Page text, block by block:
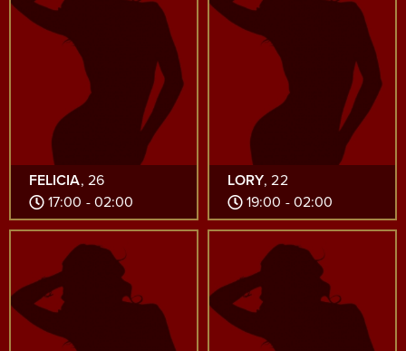
FELICIA, 26
17:00 - 02:00
LORY, 22
19:00 - 02:00